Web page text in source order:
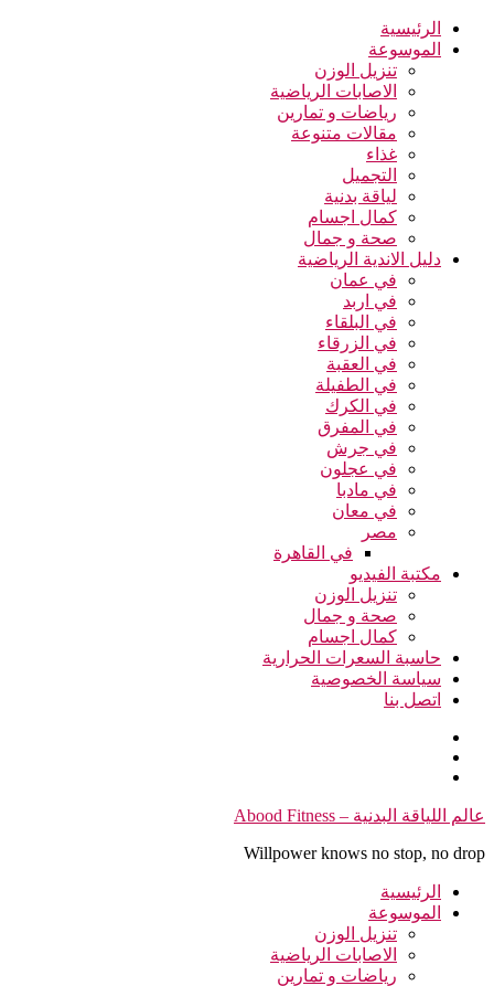
الرئيسية
الموسوعة
تنزيل الوزن
الاصابات الرياضية
رياضات و تمارين
مقالات متنوعة
غذاء
التجميل
لياقة بدنية
كمال اجسام
صحة و جمال
دليل الاندية الرياضية
في عمان
في اربد
في البلقاء
في الزرقاء
في العقبة
في الطفيلة
في الكرك
في المفرق
في جرش
في عجلون
في مادبا
في معان
مصر
في القاهرة
مكتبة الفيديو
تنزيل الوزن
صحة و جمال
كمال اجسام
حاسبة السعرات الحرارية
سياسة الخصوصية
اتصل بنا
التجاوز
المحتوى
عالم اللياقة البدنية – Abood Fitness
Willpower knows no stop, no drop
الرئيسية
الموسوعة
تنزيل الوزن
الاصابات الرياضية
رياضات و تمارين